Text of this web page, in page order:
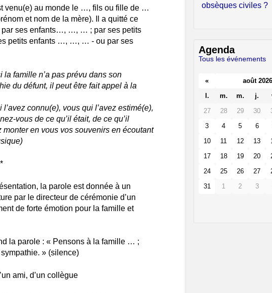
venu(e) au monde le …, fils ou fille de …
et nom de la mère). Il a quitté ce
par ses enfants…, …, … ; par ses petits
petits enfants …, …, … - ou par ses
famille n’a pas prévu dans son
du défunt, il peut être fait appel à la
connu(e), vous qui l’avez estimé(e),
vous de ce qu’il était, de ce qu’il
en vous vos souvenirs en écoutant
la parole est donnée à un
par le directeur de cérémonie d’un
de forte émotion pour la famille et
la parole : « Pensons à la famille … ;
» (silence)
ami, d’un collègue
obsèques civiles ?
Agenda
Tous les événements
« août 2026
l.
m. m. j.
27
28 29 30
3
4 5 6
10
11 12 13
17
18 19 20
24
25 26 27
31
1 2 3